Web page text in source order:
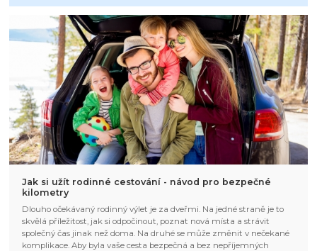
Jak si užít rodinné cestování - návod pro bezpečné
kilometry
Dlouho očekávaný rodinný výlet je za dveřmi. Na jedné straně je to
skvělá příležitost, jak si odpočinout, poznat nová místa a strávit
společný čas jinak než doma. Na druhé se může změnit v nečekané
komplikace. Aby byla vaše cesta bezpečná a bez nepříjemných